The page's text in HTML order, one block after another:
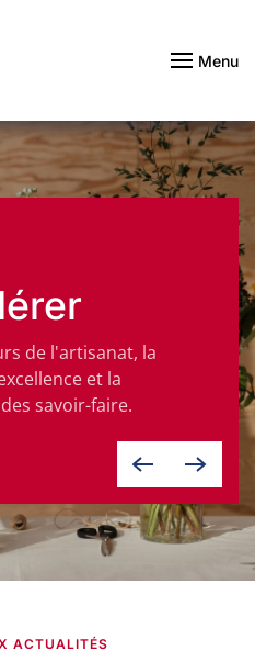
Menu
de l'artisanat, la
et la
savoir-faire.
ACTUALITÉS